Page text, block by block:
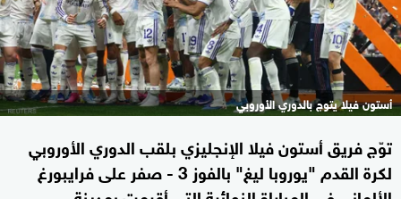
أستون فيلا يتوج بالدوري الأوروبي
توّج فريق أستون فيلا الإنجليزي بلقب الدوري الأوروبي
لكرة القدم "يوروبا ليغ" بالفوز 3 - صفر على فرايبورغ